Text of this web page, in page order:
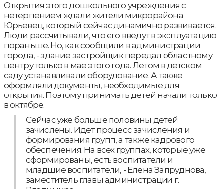
Открытия этого дошкольного учреждения с
нетерпением ждали жители микрорайона
Юрьевец, который сейчас динамично развивается.
Люди рассчитывали, что его введут в эксплуатацию
пораньше. Но, как сообщили в администрации
города, - здание застройщик передал областному
центру только в мае этого года. Летом в детском
саду устанавливали оборудование. А также
оформляли документы, необходимые для
открытия. Поэтому принимать детей начали только
в октябре.
Сейчас уже больше половины детей
зачислены. Идет процесс зачисления и
формирования групп, а также кадрового
обеспечения. На всех группах, которые уже
сформированы, есть воспитатели и
младшие воспитатели, - Елена Запруднова,
заместитель главы администрации г.